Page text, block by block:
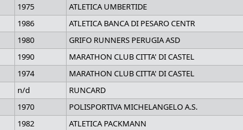
1975 ATLETICA UMBERTIDE
1986 ATLETICA BANCA DI PESARO CENTR
1980 GRIFO RUNNERS PERUGIA ASD
1990 MARATHON CLUB CITTA' DI CASTEL
1974 MARATHON CLUB CITTA' DI CASTEL
n/d RUNCARD
1970 POLISPORTIVA MICHELANGELO A.S.
1982 ATLETICA PACKMANN